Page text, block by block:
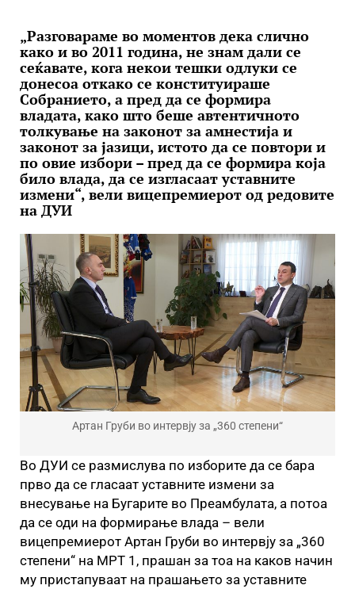
„Разговараме во моментов дека слично
како и во 2011 година, не знам дали се
сеќавате, кога некои тешки одлуки се
донесоа откако се конституираше
Собранието, а пред да се формира
владата, како што беше автентичното
толкување на законот за амнестија и
законот за јазици, истото да се повтори и
по овие избори – пред да се формира која
било влада, да се изгласаат уставните
измени“, вели вицепремиерот од редовите
на ДУИ
Артан Груби во интервју за „360 степени“
Во ДУИ се размислува по изборите да се бара
прво да се гласаат уставните измени за
внесување на Бугарите во Преамбулата, а потоа
да се оди на формирање влада – вели
вицепремиерот Артан Груби во интервју за „360
степени“ на МРТ 1, прашан за тоа на каков начин
му пристапуваат на прашањето за уставните